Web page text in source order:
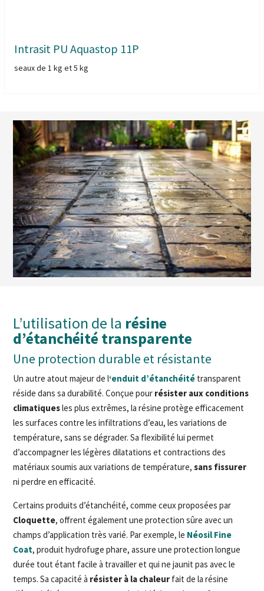
Intrasit PU Aquastop 11P
seaux de 1 kg et 5 kg
L’utilisation de la résine
d’étanchéité transparente
Une protection durable et résistante
Un autre atout majeur de l‘enduit d’étanchéité transparent
réside dans sa durabilité. Conçue pour résister aux conditions
climatiquesles plus extrêmes, la résine protège efficacement
les surfaces contre les infiltrations d’eau, les variations de
température, sans se dégrader. Sa flexibilité lui permet
d’accompagner les légères dilatations et contractions des
matériaux soumis aux variations de température,sans fissurer
ni perdre en efficacité.
Certains produits d’étanchéité, comme ceux proposées par
Cloquette, offrent également une protection sûre avec un
champs d’application très varié. Par exemple, le Néosil Fine
Coat, produit hydrofuge phare, assure une protection longue
durée tout étant facile à travailler et qui ne jaunit pas avec le
temps. Sa capacité à résister à la chaleur fait de la résine